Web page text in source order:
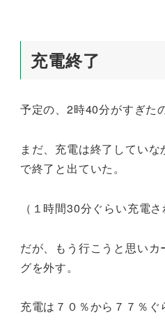
充電終了
予定の、2時40分がすぎた
まだ、充電は終了してい
で終了と出ていた。
（１時間30分ぐらい充電さ
だが、もう行こうと思い
グを外す。
充電は７０％から７７％ぐ